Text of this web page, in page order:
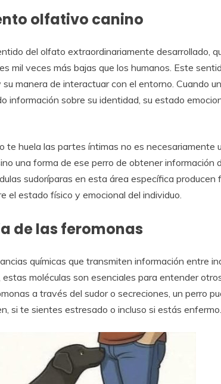
olfativo canino
del olfato extraordinariamente desarrollado,
mil veces más bajas que los humanos. Este
manera de interactuar con el entorno. Cuando
información sobre su identidad, su estado
te huela las partes íntimas no es necesariamente
una forma de ese perro de obtener información
sudoríparas en esta área específica producen
el estado físico y emocional del individuo.
de las feromonas
químicas que transmiten información entre
moléculas son esenciales para entender
a través del sudor o secreciones, un perro
si te sientes estresado o incluso si estás enfermo.